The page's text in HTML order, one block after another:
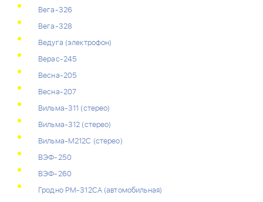
Вега-326
Вега-328
Ведуга (электрофон)
Верас-245
Весна-205
Весна-207
Вильма-311 (стерео)
Вильма-312 (стерео)
Вильма-М212С (стерео)
ВЭФ-250
ВЭФ-260
Гродно РМ-312СА (автомобильная)